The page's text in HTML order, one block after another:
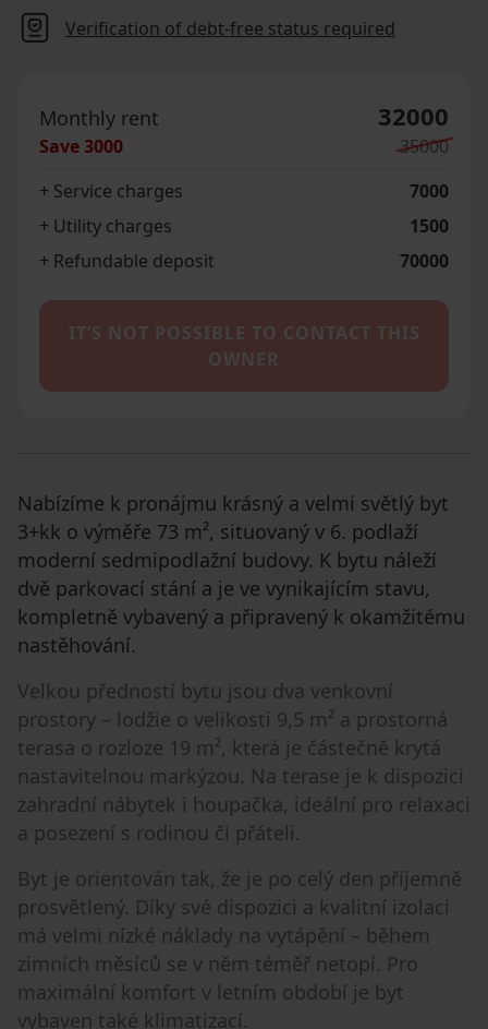
Verification of debt-free status required
Monthly rent 32000
Save3000
35000
+ Service charges
7000
+ Utility charges
1500
+ Refundable deposit
70000
IT’S NOT POSSIBLE TO CONTACT THIS
OWNER
Nabízíme k pronájmu krásný a velmi světlý byt
3+kk o výměře 73 m², situovaný v 6. podlaží
moderní sedmipodlažní budovy. K bytu náleží
dvě parkovací stání a je ve vynikajícím stavu,
kompletně vybavený a připravený k okamžitému
nastěhování.
Velkou předností bytu jsou dva venkovní
prostory – lodžie o velikosti 9,5 m² a prostorná
terasa o rozloze 19 m², která je částečně krytá
nastavitelnou markýzou. Na terase je k dispozici
zahradní nábytek i houpačka, ideální pro relaxaci
a posezení s rodinou či přáteli.
Byt je orientován tak, že je po celý den příjemně
prosvětlený. Díky své dispozici a kvalitní izolaci
má velmi nízké náklady na vytápění – během
zimních měsíců se v něm téměř netopí. Pro
maximální komfort v letním období je byt
vybaven také klimatizací.